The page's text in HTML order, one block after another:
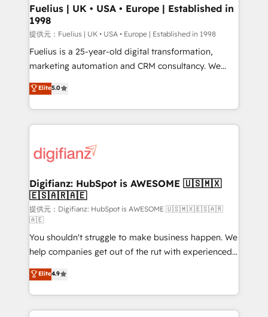
framework, meaning we've been accredited by
HubSpot and vetted by the CCS, which means we
can support public sector companies as well the
other ones listed in our profile. Our services: -
HubSpot implementation - HubSpot CMS website
is there for you to: - Grow revenue, and run your
business more efficiently - Build stronger
more people - Get the most out of your HubSpot
investment
Fuelius | UK • USA • Europe | Established in
1998
提供元：Fuelius | UK • USA • Europe | Established in 1998
Fuelius is a 25-year-old digital transformation,
marketing automation and CRM consultancy. We
enable mid-market and enterprise clients to
maximise their return from digital and fuel their
growth. We modernise platforms, streamline
operations that are causing inefficiencies, improve
supercharge revenue operations Key services: • CRM
Transformation / Web Development • RevOps &
Sales Consulting • Marketing Automation What
makes us different? 🚀 Top 0.5% of global HubSpot
agencies ⚙️ The strongest technical ability and
integration capabilities 💼 Consultative, long-term
partners who will embed ourselves into your
business, processes and systems 🏢 We specialise in
working with mid-market and enterprise
organisations, global organisations and those with
complex use cases 🏆 CRM Implementation,
Elite5.0
Digifianz: HubSpot is AWESOME 🇺🇸🇲🇽
🇪🇸🇦🇷🇦🇪
提供元：Digifianz: HubSpot is AWESOME 🇺🇸🇲🇽🇪🇸🇦🇷
🇦🇪
You shouldn't struggle to make business happen. We
help companies get out of the rut with experienced,
process-oriented teams implementing HubSpot
Marketing, Sales, Service, CMS and Operations Hub,
so selling and actually engaging with your customers
feels easy and pain-free. We are a top ranked
Elite4.9